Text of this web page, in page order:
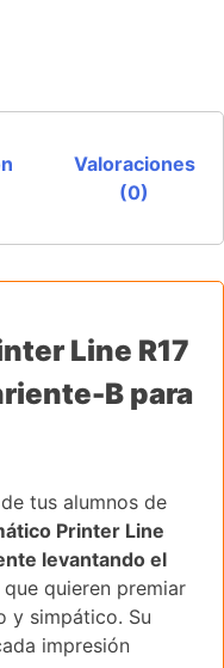
Valoraciones
(0)
Line R17
B para
tus alumnos de
Printer Line
levantando el
quieren premiar
y simpático. Su
impresión